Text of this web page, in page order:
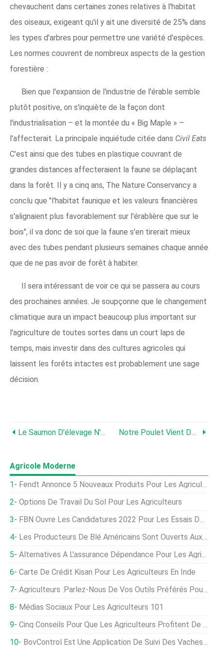
chevauchent dans certaines zones relatives à l'habitat
des oiseaux, exigeant qu'il y ait une diversité de 25% dans
les types d'arbres pour permettre une variété d'espèces.
Les normes couvrent de nombreux aspects de la gestion
forestière :
Bien que l'expansion de l'industrie de l'érable semble
plutôt positive, on s'inquiète de la façon dont
l'industrialisation – et la montée du « Big Maple » –
l'affecterait. La principale inquiétude citée dans Civil Eats
C'est ainsi que des tubes en plastique couvrant de
grandes distances affecteraient la faune se déplaçant
dans la forêt. Il y a cinq ans, The Nature Conservancy a
conclu que "l'habitat faunique et les valeurs financières
s'alignaient plus favorablement sur l'érablière que sur le
bois", il va donc de soi que la faune s'en tirerait mieux
avec des tubes pendant plusieurs semaines chaque année
que de ne pas avoir de forêt à habiter.
Il sera intéressant de voir ce qui se passera au cours
des prochaines années. Je soupçonne que le changement
climatique aura un impact beaucoup plus important sur
l'agriculture de toutes sortes dans un court laps de
temps, mais investir dans des cultures agricoles qui
laissent les forêts intactes est probablement une sage
décision.
Le Saumon D'élevage N'est Pas Naturellement Rose Ou Rouge Notre Poulet Vient De Pondre Un Œuf De 7 000 $
Agricole Moderne
Fendt Annonce 5 Nouveaux Produits Pour Les Agriculteurs
Options De Travail Du Sol Pour Les Agriculteurs
FBN Ouvre Les Candidatures 2022 Pour Les Essais De R&D À La Ferme
Les Producteurs De Blé Américains Sont Ouverts Aux Affaires
Alternatives À L'assurance Dépendance Pour Les Agriculteurs
Carte De Crédit Kisan Pour Les Agriculteurs En Inde
Agriculteurs :Parlez-Nous De Vos Outils Préférés Pour L'été !
Médias Sociaux Pour Les Agriculteurs 101
Cinq Conseils Pour Que Les Agriculteurs Profitent De La Semaine Nationale Du Marché Fermier
BovControl Est Une Application De Suivi Des Vaches Pour Les Agriculteurs